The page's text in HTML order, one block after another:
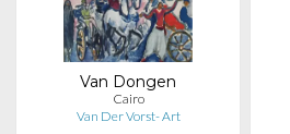
Van Dongen
Cairo
Van Der Vorst- Art